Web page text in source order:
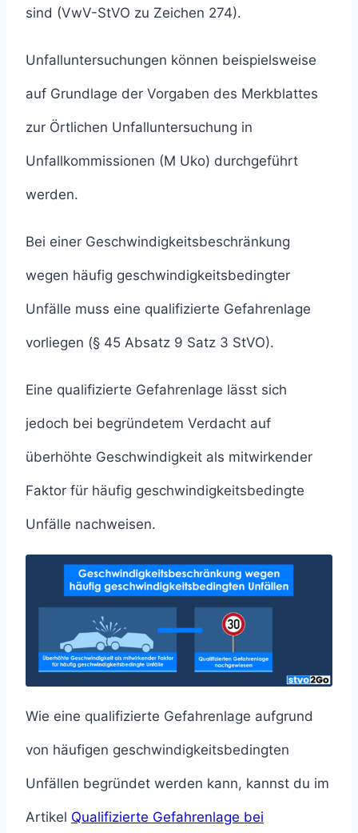
sind (VwV-StVO zu Zeichen 274).
Unfalluntersuchungen können beispielsweise
auf Grundlage der Vorgaben des Merkblattes
zur Örtlichen Unfalluntersuchung in
Unfallkommissionen (M Uko) durchgeführt
werden.
Bei einer Geschwindigkeitsbeschränkung
wegen häufig geschwindigkeitsbedingter
Unfälle muss eine qualifizierte Gefahrenlage
vorliegen (§ 45 Absatz 9 Satz 3 StVO).
Eine qualifizierte Gefahrenlage lässt sich
jedoch bei begründetem Verdacht auf
überhöhte Geschwindigkeit als mitwirkender
Faktor für häufig geschwindigkeitsbedingte
Unfälle nachweisen.
Wie eine qualifizierte Gefahrenlage aufgrund
von häufigen geschwindigkeitsbedingten
Unfällen begründet werden kann, kannst du im
Artikel Qualifizierte Gefahrenlage bei